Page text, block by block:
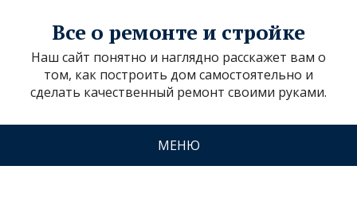
Все о ремонте и стройке
Наш сайт понятно и наглядно расскажет вам о
том, как построить дом самостоятельно и
сделать качественный ремонт своими руками.
МЕНЮ